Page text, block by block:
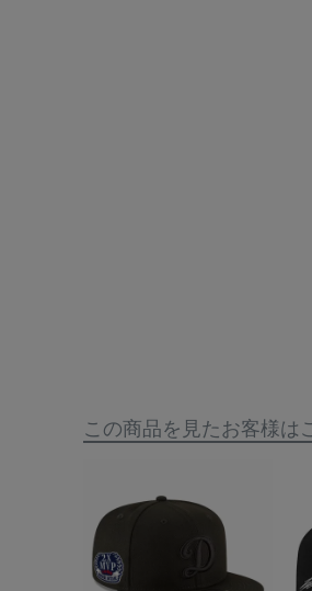
この商品を見たお客様は